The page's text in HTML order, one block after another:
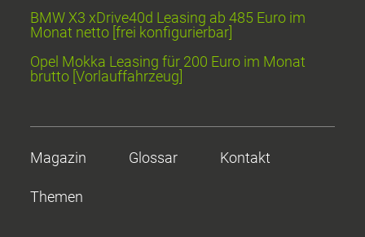
BMW X3 xDrive40d Leasing ab 485 Euro im
Monat netto [frei konfigurierbar]
Opel Mokka Leasing für 200 Euro im Monat
brutto [Vorlauffahrzeug]
Magazin Glossar Kontakt
Themen